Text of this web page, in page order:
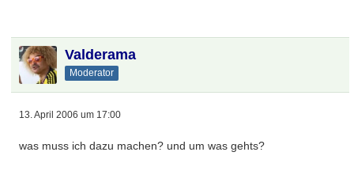
Valderama
Moderator
13. April 2006 um 17:00
was muss ich dazu machen? und um was gehts?